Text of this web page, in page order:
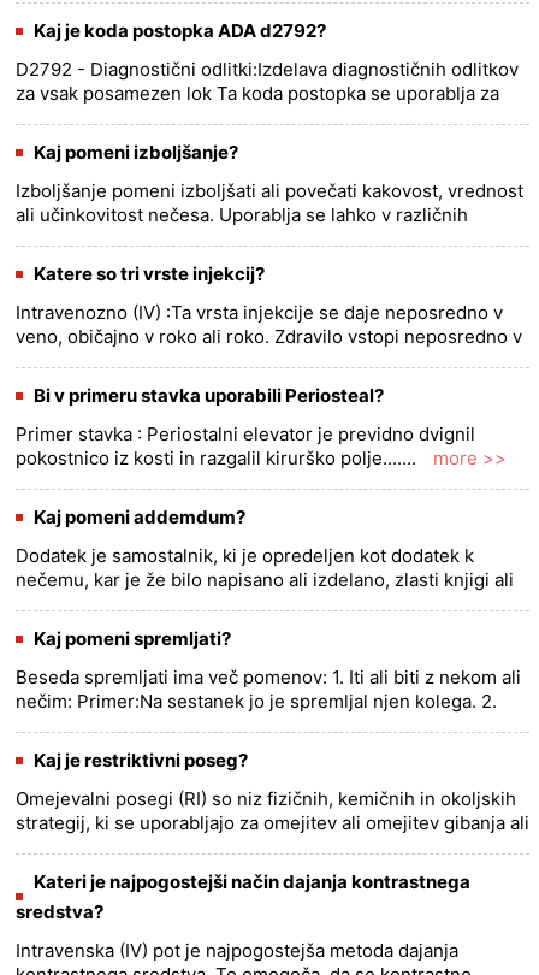
etično v......
more >>
Kaj je koda postopka ADA d2792?
D2792 - Diagnostični odlitki:Izdelava diagnostičnih odlitkov
za vsak posamezen lok Ta koda postopka se uporablja za
pos......
more >>
Kaj pomeni izboljšanje?
Izboljšanje pomeni izboljšati ali povečati kakovost, vrednost
ali učinkovitost nečesa. Uporablja se lahko v različnih
la......
more >>
Katere so tri vrste injekcij?
Intravenozno (IV) :Ta vrsta injekcije se daje neposredno v
veno, običajno v roko ali roko. Zdravilo vstopi neposredno v
......
more >>
Bi v primeru stavka uporabili Periosteal?
Primer stavka : Periostalni elevator je previdno dvignil
pokostnico iz kosti in razgalil kirurško polje.......
more >>
Kaj pomeni addemdum?
Dodatek je samostalnik, ki je opredeljen kot dodatek k
nečemu, kar je že bilo napisano ali izdelano, zlasti knjigi ali
pril......
more >>
Kaj pomeni spremljati?
Beseda spremljati ima več pomenov: 1. Iti ali biti z nekom ali
nečim: Primer:Na sestanek jo je spremljal njen kolega. 2.
Prime......
more >>
Kaj je restriktivni poseg?
Omejevalni posegi (RI) so niz fizičnih, kemičnih in okoljskih
strategij, ki se uporabljajo za omejitev ali omejitev gibanja ali
et......
more >>
Kateri je najpogostejši način dajanja kontrastnega
sredstva?
Intravenska (IV) pot je najpogostejša metoda dajanja